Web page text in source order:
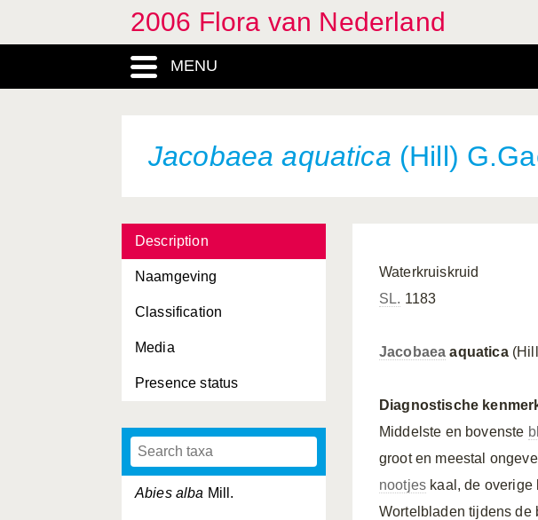
2006 Flora van Nederland
MENU
Jacobaea aquatica (Hill)
Description
Naamgeving
Classification
Media
Presence status
Abies alba Mill.
Waterkruiskruid
SL. 1183
Jacobaea aquatica
Diagnostische
Middelste en bovenste
groot en meestal
nootjes kaal, de overige
Wortelbladen tijdens de